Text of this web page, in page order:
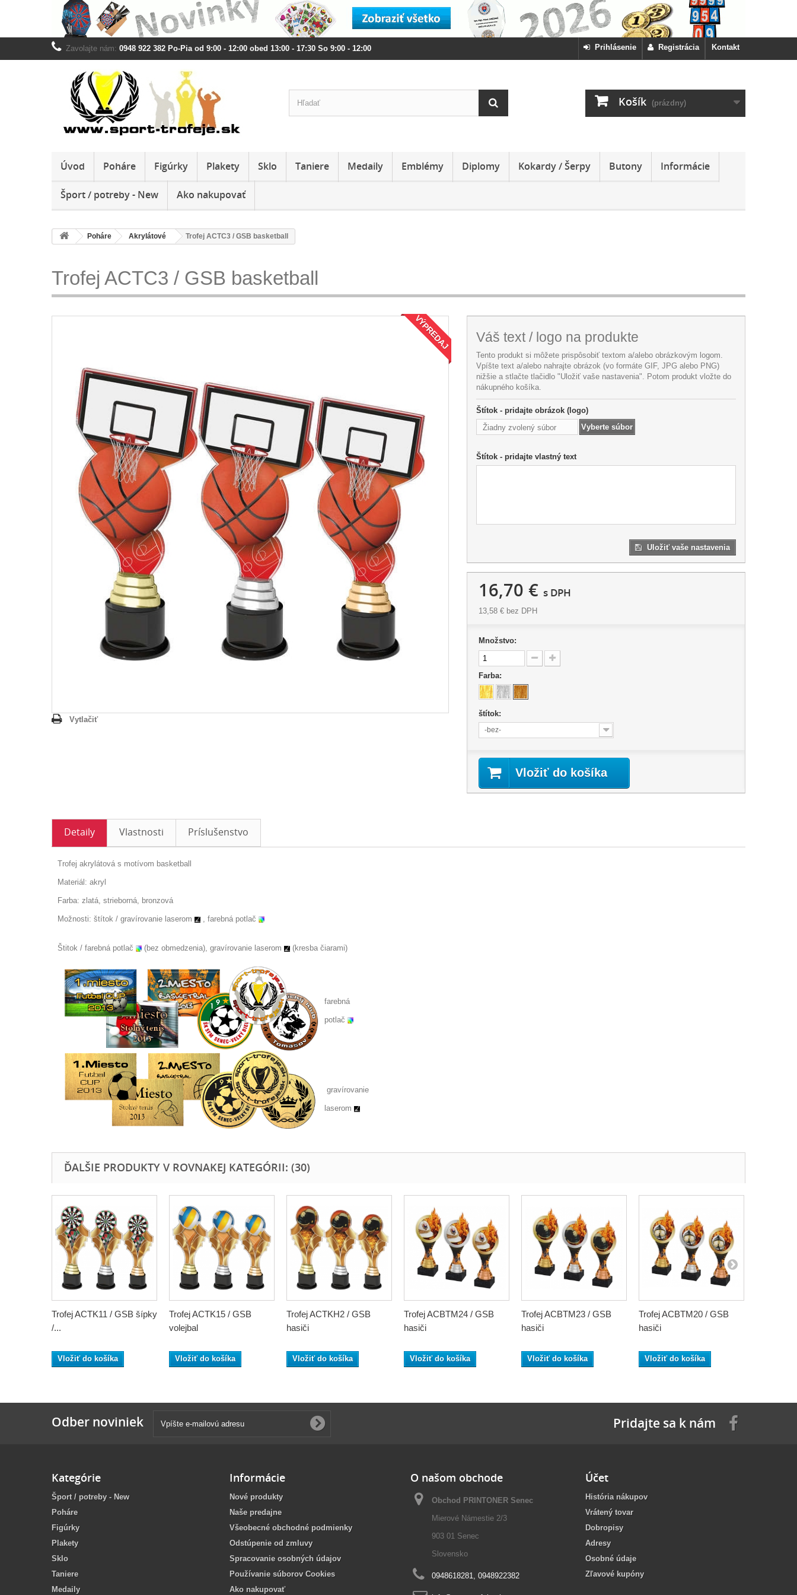
Kontakt
Zavolajte nám: 0948 922 382 Po-Pia od 9:00 - 12:00 obed 13:00 - 17:30 So 9:00 - 12:00 Registrácia
Prihlásenie
Košík (prázdny)
Úvod Poháre Figúrky Plakety Sklo Taniere Medaily Emblémy Diplomy Kokardy / Šerpy Butony Informácie
Šport / potreby - New Ako nakupovať
Poháre Akrylátové Trofej ACTC3 / GSB basketball
Trofej ACTC3 / GSB basketball
VÝPREDAJ
Vytlačiť
Váš text / logo na produkte
Tento produkt si môžete prispôsobiť textom a/alebo obrázkovým logom.
Vpíšte text a/alebo nahrajte obrázok (vo formáte GIF, JPG alebo PNG)
nižšie a stlačte tlačidlo "Uložiť vaše nastavenia". Potom produkt vložte do
nákupného košíka.
Štítok - pridajte obrázok (logo)
Žiadny zvolený súbor
Vyberte súbor
Štítok - pridajte vlastný text
Uložiť vaše nastavenia
16,70 € s DPH
13,58 €bez DPH
Množstvo:
Farba:
štítok:
-bez-
Vložiť do košíka
Detaily Vlastnosti Príslušenstvo
Trofej akrylátová s motívom basketball
Materiál: akryl
Farba: zlatá, strieborná, bronzová
Možnosti: štítok / gravírovanie laserom , farebná potlač
Štitok / farebná potlač (bez obmedzenia), gravírovanie laserom (kresba čiarami)
farebná
potlač
gravírovanie
laserom
ĎALŠIE PRODUKTY V ROVNAKEJ KATEGÓRII: (30)
Trofej ACTK11 / GSB šípky
/...
Vložiť do košíka
Trofej ACTK15 / GSB
volejbal
Vložiť do košíka
Trofej ACTKH2 / GSB
hasiči
Vložiť do košíka
Trofej ACBTM24 / GSB
hasiči
Vložiť do košíka
Trofej ACBTM23 / GSB
hasiči
Vložiť do košíka
Trofej ACBTM20 / GSB
hasiči
Vložiť do košíka
Odber noviniek Pridajte sa k nám
Kategórie
Šport / potreby - New
Poháre
Figúrky
Plakety
Sklo
Taniere
Medaily
Informácie
Nové produkty
Naše predajne
Všeobecné obchodné podmienky
Odstúpenie od zmluvy
Spracovanie osobných údajov
Používanie súborov Cookies
Ako nakupovať
O našom obchode
Obchod PRINTONER Senec
Mierové Námestie 2/3
903 01 Senec
Slovensko
0948618281, 0948922382
Účet
História nákupov
Vrátený tovar
Dobropisy
Adresy
Osobné údaje
Zľavové kupóny